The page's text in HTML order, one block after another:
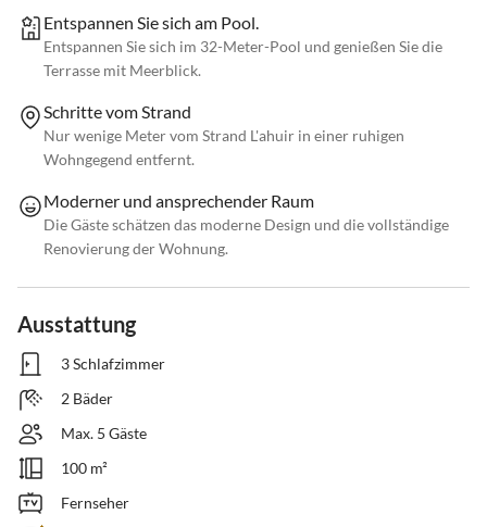
Entspannen Sie sich am Pool.
Entspannen Sie sich im 32-Meter-Pool und genießen Sie die
Terrasse mit Meerblick.
Schritte vom Strand
Nur wenige Meter vom Strand L'ahuir in einer ruhigen
Wohngegend entfernt.
Moderner und ansprechender Raum
Die Gäste schätzen das moderne Design und die vollständige
Renovierung der Wohnung.
Ausstattung
3 Schlafzimmer
2 Bäder
Max. 5 Gäste
100 m²
Fernseher